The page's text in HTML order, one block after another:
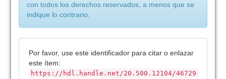
con todos los derechos reservados, a menos que se
indique lo contrario.
Por favor, use este identificador para citar o enlazar
este ítem:
https://hdl.handle.net/20.500.12104/46729